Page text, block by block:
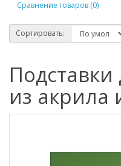
Сравнение товаров (0)
Сортировать:
Подставки
из акрила